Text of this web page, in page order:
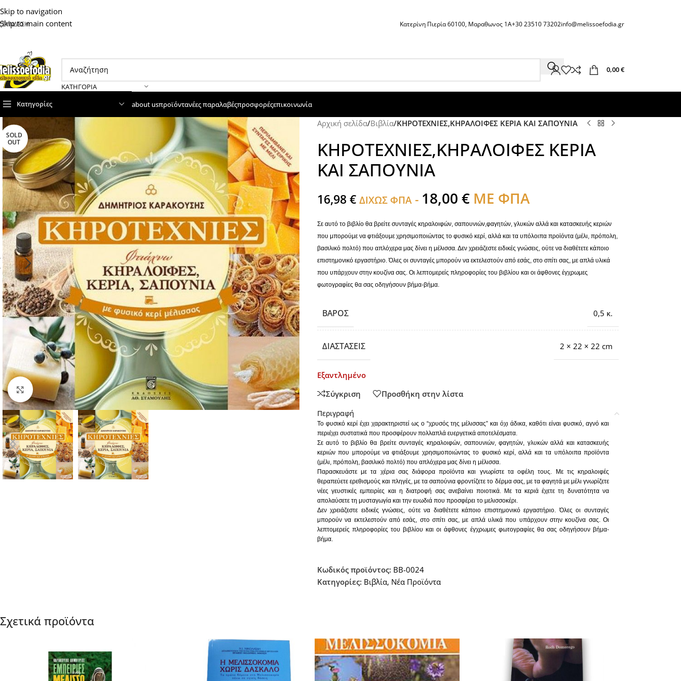
Skip to navigation
Skip to main content
ΣΥΝΔΕΣΗ Κατερίνη Πιερία 60100, Μαραθωνος 1Α+30 23510 73202info@melissoefodia.gr
ΚΑΤΗΓΟΡΊΑ
0,00€
Κατηγορίες about usπροϊόντανέες παραλαβέςπροσφορέςεπικοινωνία
SOLD
OUT
Click to enlarge
Αρχική σελίδα/Βιβλία/ΚΗΡΟΤΕΧΝΙΕΣ,ΚΗΡΑΛΟΙΦΕΣ ΚΕΡΙΑ ΚΑΙ ΣΑΠΟΥΝΙΑ
ΚΗΡΟΤΕΧΝΙΕΣ,ΚΗΡΑΛΟΙΦΕΣ ΚΕΡΙΑ
ΚΑΙ ΣΑΠΟΥΝΙΑ
16,98€ ΔΙΧΩΣ ΦΠΑ- 18,00 €ΜΕ ΦΠΑ
Σε αυτό το βιβλίο θα βρείτε συνταγές κηραλοιφών, σαπουνιών,φαγητών, γλυκών αλλά και κατασκευής κεριών
που μπορούμε να φτιάξουμε χρησιμοποιώντας το φυσικό κερί, αλλά και τα υπόλοιπα προϊόντα (μέλι, πρόπολη,
βασιλικό πολτό) που απλόχερα μας δίνει η μέλισσα. Δεν χρειάζεστε ειδικές γνώσεις, ούτε να διαθέτετε κάποιο
επιστημονικό εργαστήριο. Όλες οι συνταγές μπορούν να εκτελεστούν από εσάς, στο σπίτι σας, με απλά υλικά
που υπάρχουν στην κουζίνα σας. Οι λεπτομερείς πληροφορίες του βιβλίου και οι άφθονες έγχρωμες
φωτογραφίες θα σας οδηγήσουν βήμα-βήμα.
ΒΆΡΟΣ 0,5 κ.
ΔΙΑΣΤΆΣΕΙΣ 2 × 22 × 22 cm
Εξαντλημένο
Σύγκριση
Προσθήκη στην λίστα
Περιγραφή
Το φυσικό κερί έχει χαρακτηριστεί ως ο “χρυσός της μέλισσας” και όχι άδικα, καθότι είναι φυσικό, αγνό και
περιέχει συστατικά που προσφέρουν πολλαπλά ευεργετικά αποτελέσματα.
Σε αυτό το βιβλίο θα βρείτε συνταγές κηραλοιφών, σαπουνιών, φαγητών, γλυκών αλλά και κατασκευής
κεριών που μπορούμε να φτιάξουμε χρησιμοποιώντας το φυσικό κερί, αλλά και τα υπόλοιπα προϊόντα
(μέλι, πρόπολη, βασιλικό πολτό) που απλόχερα μας δίνει η μέλισσα.
Παρασκευάστε με τα χέρια σας διάφορα προϊόντα και γνωρίστε τα οφέλη τους. Με τις κηραλοιφές
θεραπεύετε ερεθισμούς και πληγές, με τα σαπούνια φροντίζετε το δέρμα σας, με τα φαγητά με μέλι γνωρίζετε
νέες γευστικές εμπειρίες και η διατροφή σας ανεβαίνει ποιοτικά. Με τα κεριά έχετε τη δυνατότητα να
απολαύσετε τη μυσταγωγία και την ευωδιά που προσφέρει το μελισσοκέρι.
Δεν χρειάζεστε ειδικές γνώσεις, ούτε να διαθέτετε κάποιο επιστημονικό εργαστήριο. Όλες οι συνταγές
μπορούν να εκτελεστούν από εσάς, στο σπίτι σας, με απλά υλικά που υπάρχουν στην κουζίνα σας. Οι
λεπτομερείς πληροφορίες του βιβλίου και οι άφθονες έγχρωμες φωτογραφίες θα σας οδηγήσουν βήμα-
βήμα.
Τολμήστε το.
Τώρα ξέρετε πώς! (Από την παρουσίαση στο οπισθόφυλλο του βιβλίου)
ΠΑΡΑΓΩΓΗ ΚΕΡΙΟΥ ΑΠΟ ΤΗΝ ΚΥΨΕΛΗ
ΚΕΡΙΑ
ΑΝΑΛΥΣΗ ΤΕΧΝΙΚΩΝ ΚΑΤΑ ΠΕΡΙΠΤΩΣΗ
ΣΥΜΒΟΥΛΕΣ ΓΙΑ ΚΕΡΙΑ
Κωδικός προϊόντος: BB-0024
Κατηγορίες: Βιβλία, Νέα Προϊόντα
Σχετικά προϊόντα